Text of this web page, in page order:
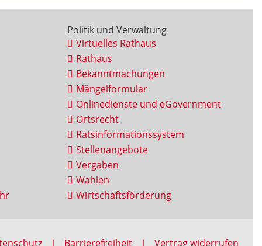
Politik und Verwaltung
Virtuelles Rathaus
Rathaus
Bekanntmachungen
Mängelformular
Onlinedienste und eGovernment
Ortsrecht
Ratsinformationssystem
Stellenangebote
Vergaben
Wahlen
Wirtschaftsförderung
Barrierefreiheit Vertrag widerrufen